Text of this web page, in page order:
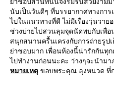
นับเป็นวันดีๆ ที่บรรยากาศทางกา
ไปในแนวทางที่ดี ไม่มีเรื่องวุ่นวาย
ช่วงบ่ายไปสวนลุมจุดนัดพบกับเพื่อ
สนุกสนานครื้นเครงกับการถ่ายรูปเ
าชอบมาก เพื่อนห้องนี้น่ารักกันทุ
ไปทำงานก่อนนะคะ ว่างๆจะนำม
หมายเหตุ ขอบพระคุณ ลุงหนวด ที่